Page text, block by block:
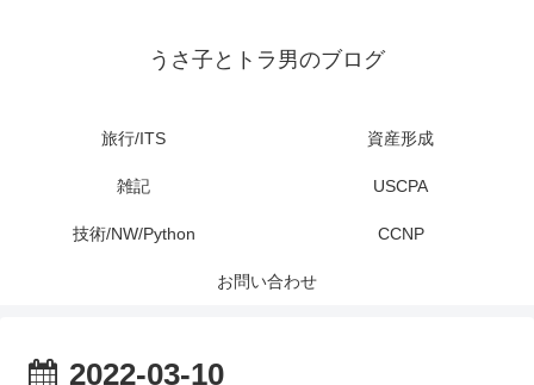
うさ子とトラ男のブログ
旅行/ITS 資産形成
雑記 USCPA
技術/NW/Python CCNP
お問い合わせ
2022-03-10